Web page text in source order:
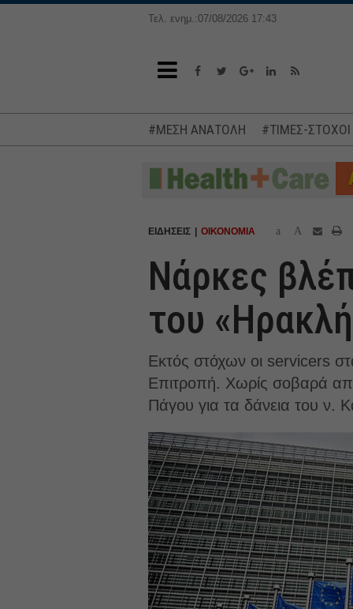
Τελ. ενημ.:07/08/2026 17:43
#ΜΕΣΗ ΑΝΑΤΟΛΗ #ΤΙΜΕΣ-
ΕΙΔΗΣΕΙΣ ΟΙΚΟΝΟΜΙΑ a A
Νάρκες
του
Εκτός στόχων οι servicers
Επιτροπή. Χωρίς σοβαρά
Πάγου για τα δάνεια του ν.